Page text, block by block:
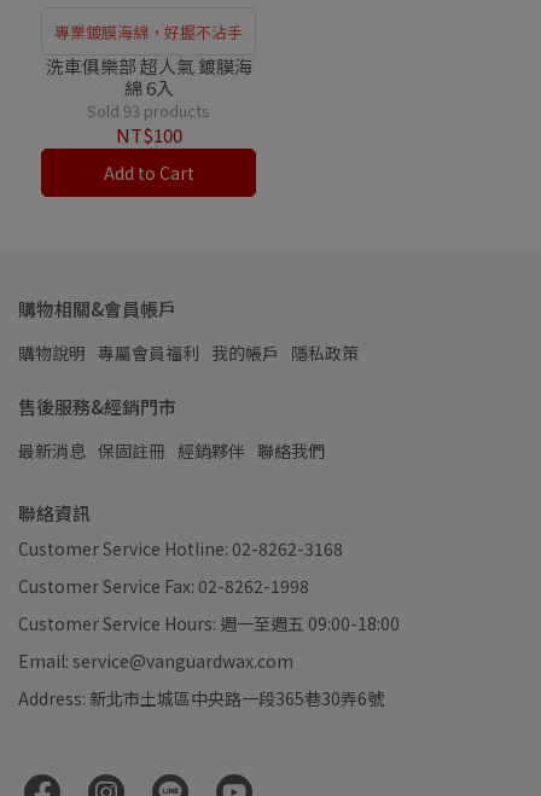
專業鍍膜海綿，好握不沾手
洗車俱樂部 超人氣 鍍膜海
綿 6入
Sold 93 products
NT$100
Add to Cart
購物相關&會員帳戶
購物說明 專屬會員福利 我的帳戶 隱私政策
售後服務&經銷門市
最新消息 保固註冊 經銷夥伴 聯絡我們
聯絡資訊
Customer Service Hotline: 02-8262-3168
Customer Service Fax: 02-8262-1998
Customer Service Hours: 週一至週五 09:00-18:00
Email: service@vanguardwax.com
Address: 新北市土城區中央路一段365巷30弄6號